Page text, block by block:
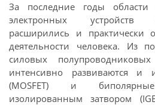
За последние годы
электронных устройств
расширились и практически
деятельности человека. Из
силовых
интенсивно развиваются и
(MOSFET) и
изолированным затвором